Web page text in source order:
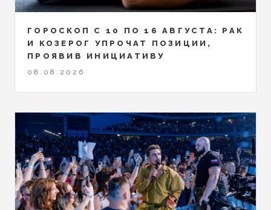
ГОРОСКОП С 10 ПО 16 АВГУСТА: РАК
И КОЗЕРОГ УПРОЧАТ ПОЗИЦИИ,
ПРОЯВИВ ИНИЦИАТИВУ
08.08.2026